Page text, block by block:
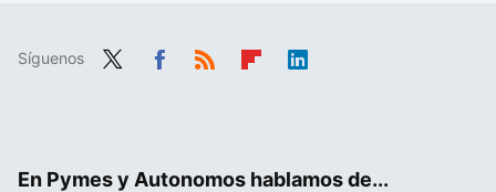
Síguenos
En Pymes y Autonomos hablamos de...